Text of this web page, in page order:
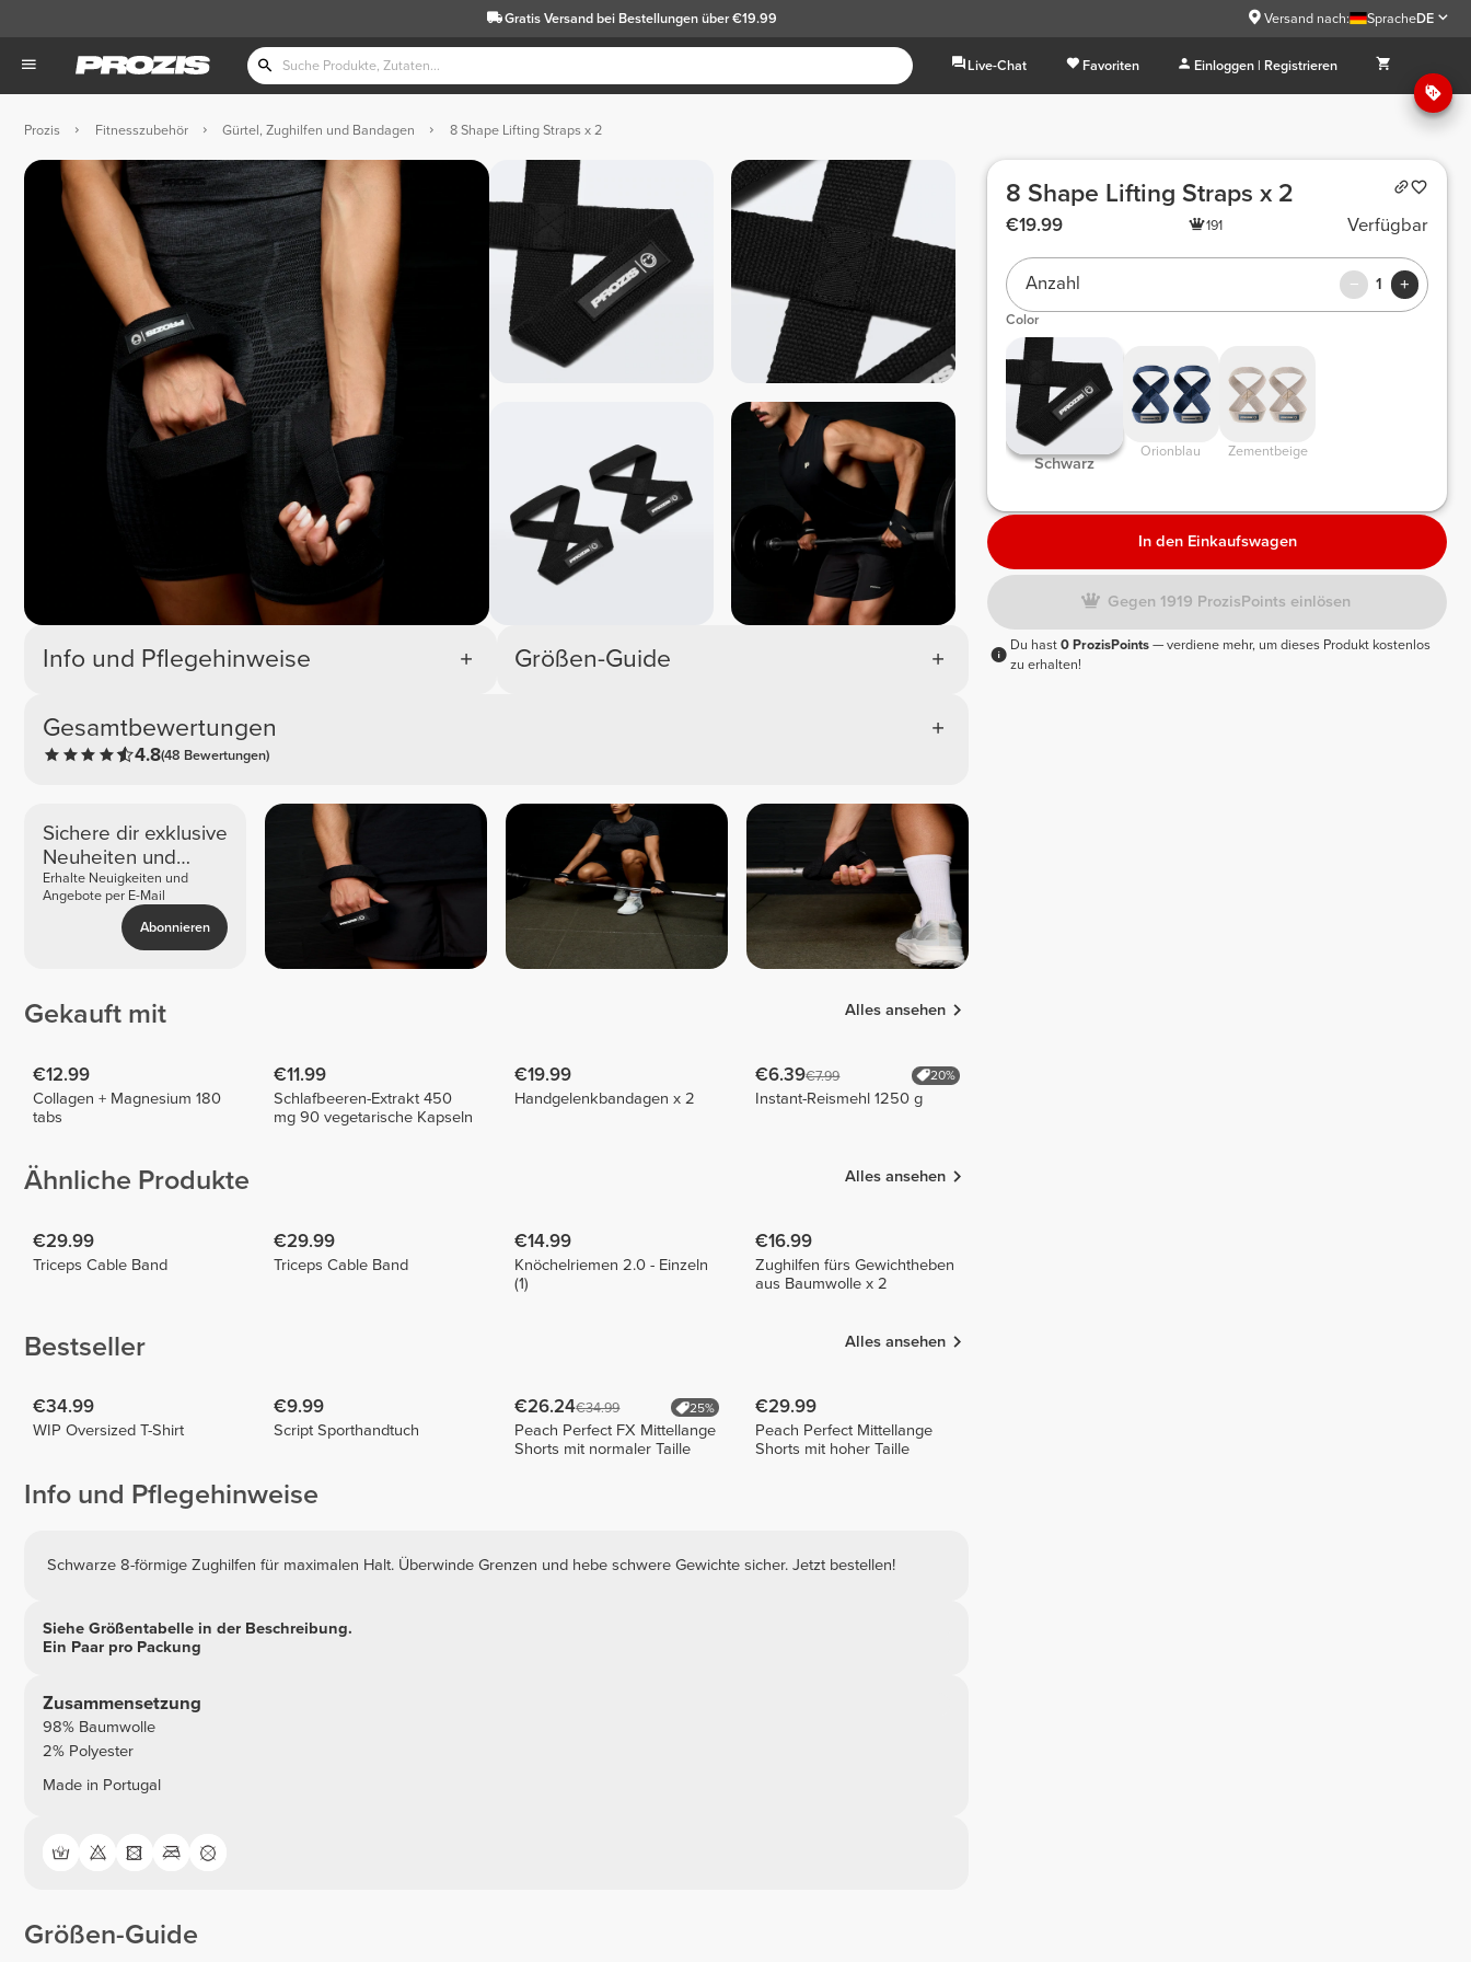
Gratis Versandbei Bestellungen über €19.99 Versand nach: SpracheDE
Live-Chat Favoriten Einloggen | Registrieren
Prozis Fitnesszubehör Gürtel, Zughilfen und Bandagen 8 Shape Lifting Straps x 2
Info und Pflegehinweise
Gesamtbewertungen
4.8(48 Bewertungen)
Größen-Guide
Sichere dir exklusive
Neuheiten und
Angebote
Erhalte Neuigkeiten und
Angebote per E-Mail
Abonnieren
Gekauft mit Alles ansehen
€12.99
Collagen + Magnesium 180
tabs
€11.99
Schlafbeeren-Extrakt 450
mg 90 vegetarische Kapseln
€19.99
Handgelenkbandagen x 2
€6.39€7.99 20%
Instant-Reismehl 1250 g
Ähnliche Produkte Alles ansehen
€29.99
Triceps Cable Band
€29.99
Triceps Cable Band
€14.99
Knöchelriemen 2.0 - Einzeln
(1)
€16.99
Zughilfen fürs Gewichtheben
aus Baumwolle x 2
Bestseller Alles ansehen
€34.99
WIP Oversized T-Shirt
€9.99
Script Sporthandtuch
€26.24€34.99 25%
Peach Perfect FX Mittellange
Shorts mit normaler Taille
€29.99
Peach Perfect Mittellange
Shorts mit hoher Taille
Info und Pflegehinweise
Schwarze 8-förmige Zughilfen für maximalen Halt. Überwinde Grenzen und hebe schwere Gewichte sicher. Jetzt bestellen!
Siehe Größentabelle in der Beschreibung.
Ein Paar pro Packung
Zusammensetzung
98% Baumwolle
2% Polyester
Made in Portugal
Größen-Guide
8 Shape Lifting Straps x 2
€19.99 191 Verfügbar
Anzahl 1
Color
Schwarz
Orionblau Zementbeige
In den Einkaufswagen
Gegen 1919 ProzisPoints einlösen
Du hast0 ProzisPoints— verdiene mehr, um dieses Produkt kostenlos
zu erhalten!